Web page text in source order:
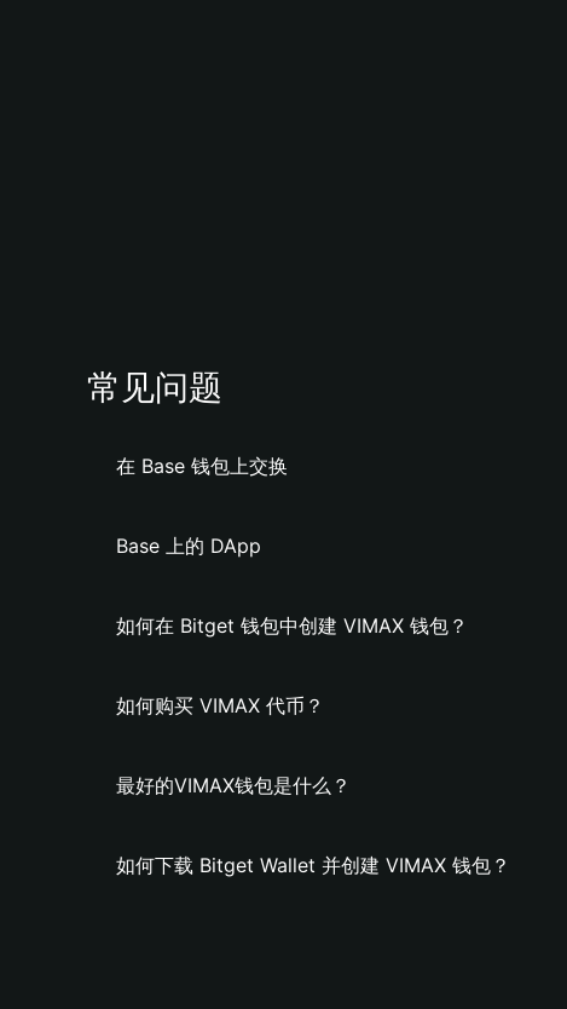
常见问题
在 Base 钱包上交换
Base 上的 DApp
如何在 Bitget 钱包中创建 VIMAX 钱包？
如何购买 VIMAX 代币？
最好的VIMAX钱包是什么？
如何下载 Bitget Wallet 并创建 VIMAX 钱包？